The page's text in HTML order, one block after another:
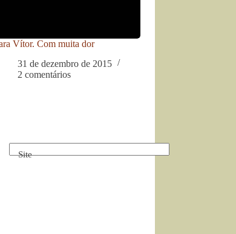
Vítor. Com muita dor
31 de dezembro de 2015
2 comentários
Site